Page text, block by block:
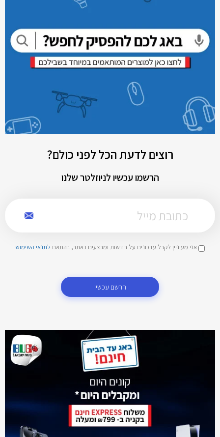
רוצים לדעת הכל לפני כולם?
הרשמו עכשיו לניוזלטר שלנו
אני מעוניין לקבל עדכונים על חדשות ומבצעים באתר, בהתאם לתנאי השימוש
הרשם עכשיו